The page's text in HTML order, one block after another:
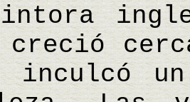
inglesa
creció
inculcó